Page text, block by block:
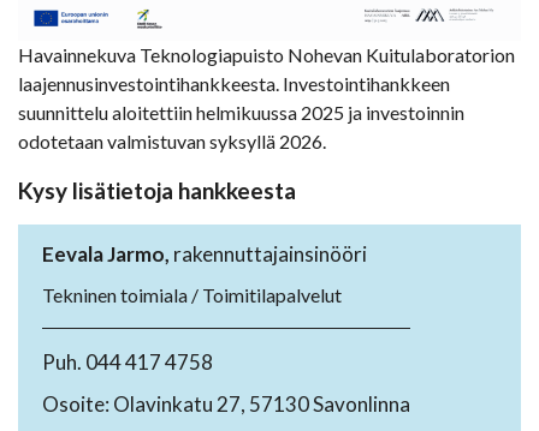
Havainnekuva Teknologiapuisto Nohevan Kuitulaboratorion
laajennusinvestointihankkeesta. Investointihankkeen
suunnittelu aloitettiin helmikuussa 2025 ja investoinnin
odotetaan valmistuvan syksyllä 2026.
Kysy lisätietoja hankkeesta
Eevala Jarmo, rakennuttajainsinööri
Tekninen toimiala / Toimitilapalvelut
Puh. 044 417 4758
Osoite: Olavinkatu 27, 57130 Savonlinna